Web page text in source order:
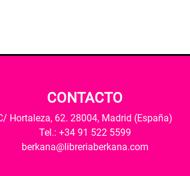
CONTACTO
Hortaleza, 62. 28004, Madrid (España)
Tel.: +34 91 522 5599
berkana@libreriaberkana.com